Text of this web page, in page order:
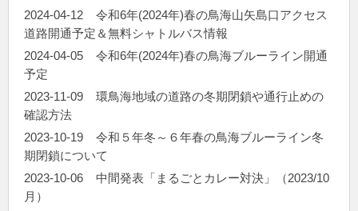
2024-04-12
令和6年(2024年)春の鳥海山矢島口アクセス
道路開通予定＆無料シャトルバス情報
2024-04-05
令和6年(2024年)春の鳥海ブルーライン開通
予定
2023-11-09
環鳥海地域の道路の冬期閉鎖や通行止めの
確認方法
2023-10-19
令和５年冬～６年春の鳥海ブルーライン冬
期閉鎖について
2023-10-06
中間発表「まるごとカレー対決」（2023/10
月）